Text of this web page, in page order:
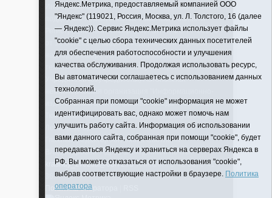
Информационная лента выходит при финансовой
поддержке правительства Тюменской области
Регистрационный номер СМИ ЭЛ № ФС 77-66066
от 10.06. 2016 г. выдано Федеральной службой по
надзору в сфере связи, информационных
технологий и массовых коммуникаций.
Учредитель (соучредители) Автономная
некоммерческая организация "Информационно-
издательский центр "Красная звезда"" (627570,
Тюменская обл., Викуловский р-н, с. Викулово, ул.
Ленина, д. 5).
Главный редактор Антюхова Светлана
Владимировна. Адрес электронной почты:
krasnay_zvezda@obl72.ruТелефон: 2-42-32; 2-41-
36.
Политика оператора
Яндекс.Метрика, предоставляемый компанией ООО
"Яндекс" (119021, Россия, Москва, ул. Л. Толстого, 16 (далее
— Яндекс)). Сервис Яндекс.Метрика использует файлы
"cookie" с целью сбора технических данных посетителей
для обеспечения работоспособности и улучшения
качества обслуживания. Продолжая использовать ресурс,
Вы автоматически соглашаетесь с использованием данных
технологий.
Собранная при помощи "cookie" информация не может
идентифицировать вас, однако может помочь нам
улучшить работу сайта. Информация об использовании
вами данного сайта, собранная при помощи "cookie", будет
передаваться Яндексу и храниться на серверах Яндекса в
РФ. Вы можете отказаться от использования "cookie",
выбрав соответствующие настройки в браузере. Политика
оператора